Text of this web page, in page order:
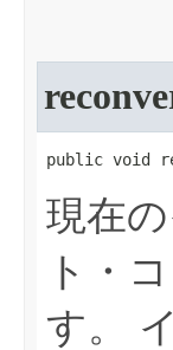
public void
現在
ト・
す。